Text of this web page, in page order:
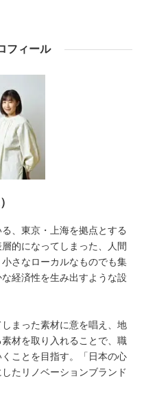
フィール
、東京・上海を拠点とする
的になってしまった、人間
さなローカルなものでも集
経済性を生み出すような設
まった素材に意を唱え、地
材を取り入れることで、職
ことを目指す。「日本の心
たリノベーションブランド